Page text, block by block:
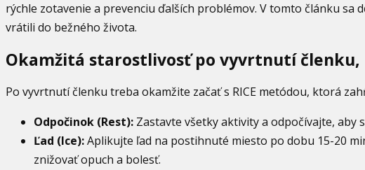
rýchle zotavenie a prevenciu ďalších problémov. V tomto článku
vrátili do bežného života.
Okamžitá starostlivosť po vyvrtnutí členku,
Po vyvrtnutí členku treba okamžite začať s RICE metódou, ktorá
Odpočinok (Rest): Zastavte všetky aktivity a odpočívajte, aby
Ľad (Ice):Aplikujte ľad na postihnuté miesto po dobu 15-20
znižovať opuch a bolesť.